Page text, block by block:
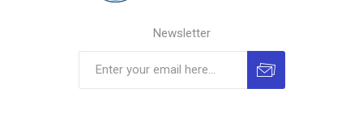
Newsletter